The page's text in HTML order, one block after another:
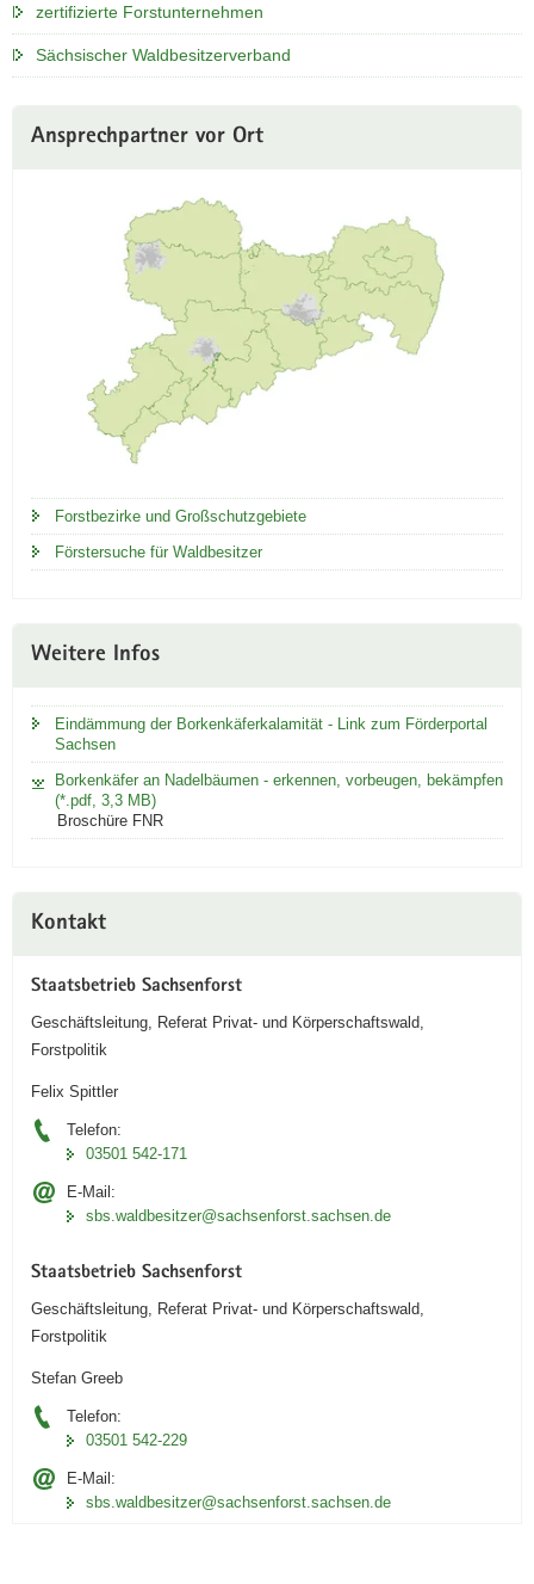
zertifizierte Forstunternehmen
Sächsischer Waldbesitzerverband
Information
Ansprechpartner vor Ort
Forstbezirke und Großschutzgebiete
Förstersuche für Waldbesitzer
Weitere Infos
Eindämmung der Borkenkäferkalamität - Link zum Förderportal
Sachsen
Borkenkäfer an Nadelbäumen - erkennen, vorbeugen, bekämpfen
(*.pdf, 3,3 MB)
Broschüre FNR
Kontakt
Staatsbetrieb Sachsenforst
Geschäftsleitung, Referat Privat- und Körperschaftswald,
Forstpolitik
Felix Spittler
Telefon:
03501 542-171
E-Mail:
sbs.waldbesitzer@sachsenforst.sachsen.de
Staatsbetrieb Sachsenforst
Geschäftsleitung, Referat Privat- und Körperschaftswald,
Forstpolitik
Stefan Greeb
Telefon:
03501 542-229
E-Mail:
sbs.waldbesitzer@sachsenforst.sachsen.de